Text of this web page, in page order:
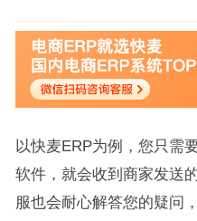
以快麦ERP为例，您只需
软件，就会收到商家发送
服也会耐心解答您的疑问